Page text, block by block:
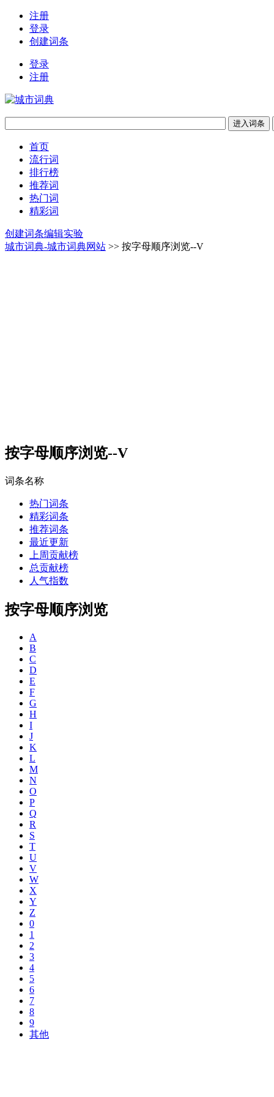
注册
登录
创建词条
登录
注册
首页
流行词
排行榜
推荐词
热门词
精彩词
创建词条编辑实验
城市词典-城市词典网站 >> 按字母顺序浏览--V
按字母顺序浏览--V
词条名称
热门词条
精彩词条
推荐词条
最近更新
上周贡献榜
总贡献榜
人气指数
按字母顺序浏览
A
B
C
D
E
F
G
H
I
J
K
L
M
N
O
P
Q
R
S
T
U
V
W
X
Y
Z
0
1
2
3
4
5
6
7
8
9
其他